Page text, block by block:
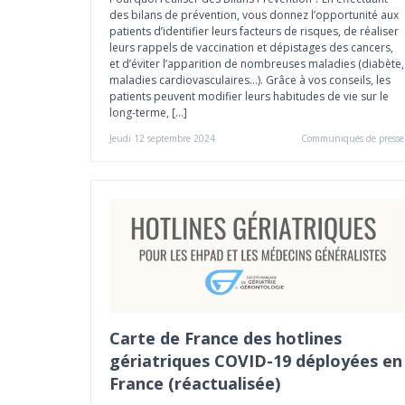
des bilans de prévention, vous donnez l’opportunité aux
patients d’identifier leurs facteurs de risques, de réaliser
leurs rappels de vaccination et dépistages des cancers,
et d’éviter l’apparition de nombreuses maladies (diabète,
maladies cardiovasculaires…). Grâce à vos conseils, les
patients peuvent modifier leurs habitudes de vie sur le
long-terme, […]
Jeudi 12 septembre 2024 Communiqués de presse
Carte de France des hotlines
gériatriques COVID-19 déployées en
France (réactualisée)